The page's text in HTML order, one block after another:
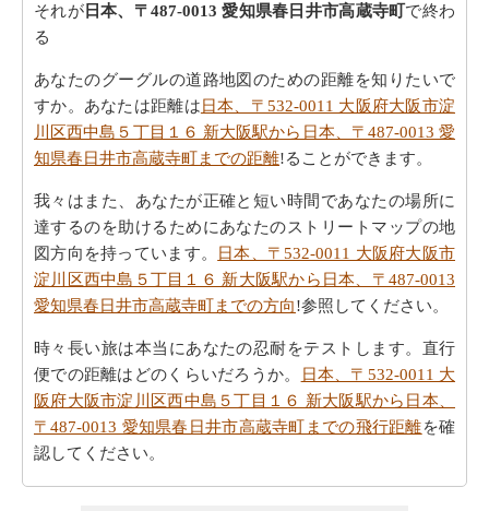
それが日本、〒487-0013 愛知県春日井市高蔵寺町で終わ
る
あなたのグーグルの道路地図のための距離を知りたいで
すか。あなたは距離は日本、〒532-0011 大阪府大阪市淀
川区西中島５丁目１６ 新大阪駅から日本、〒487-0013 愛
知県春日井市高蔵寺町までの距離!ることができます。
我々はまた、あなたが正確と短い時間であなたの場所に
達するのを助けるためにあなたのストリートマップの地
図方向を持っています。
日本、〒532-0011 大阪府大阪市
淀川区西中島５丁目１６ 新大阪駅から日本、〒487-0013
愛知県春日井市高蔵寺町までの方向!参照してください。
時々長い旅は本当にあなたの忍耐をテストします。直行
便での距離はどのくらいだろうか。
日本、〒532-0011 大
阪府大阪市淀川区西中島５丁目１６ 新大阪駅から日本、
〒487-0013 愛知県春日井市高蔵寺町までの飛行距離を確
認してください。